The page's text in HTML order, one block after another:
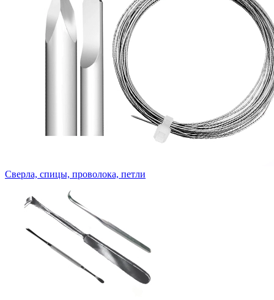
Сверла, спицы, проволока, петли